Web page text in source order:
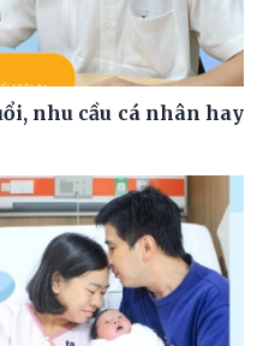
nhu cầu cá nhân hay